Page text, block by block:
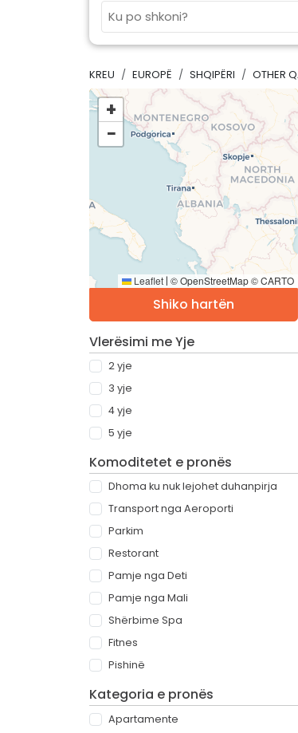
KREU EUROPË SHQIPËRI OTHER
+
−
Leaflet | © OpenStreetMap © CARTO
Shiko hartën
Vlerësimi me Yje
2 yje
3 yje
4 yje
5 yje
Komoditetet e pronës
Dhoma ku nuk lejohet duhanpirja
Transport nga Aeroporti
Parkim
Restorant
Pamje nga Deti
Pamje nga Mali
Shërbime Spa
Fitnes
Pishinë
Kategoria e pronës
Apartamente